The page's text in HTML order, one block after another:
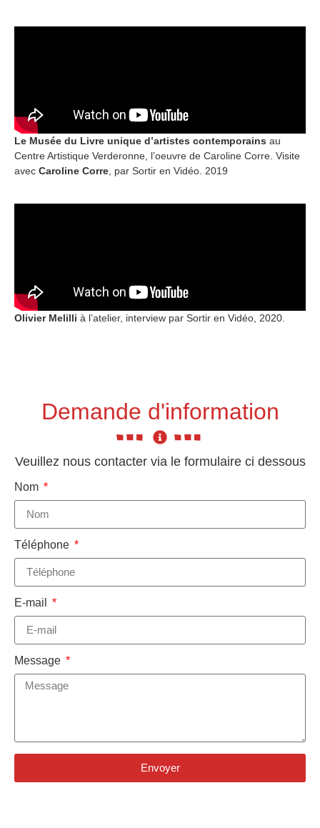
Le Musée du Livre unique d’artistes contemporains au
Centre Artistique Verderonne, l’oeuvre de Caroline Corre. Visite
avec Caroline Corre, par Sortir en Vidéo. 2019
Olivier Melilli à l’atelier, interview par Sortir en Vidéo, 2020.
Demande d'information
Veuillez nous contacter via le formulaire ci dessous
Nom
Téléphone
E-mail
Message
Envoyer